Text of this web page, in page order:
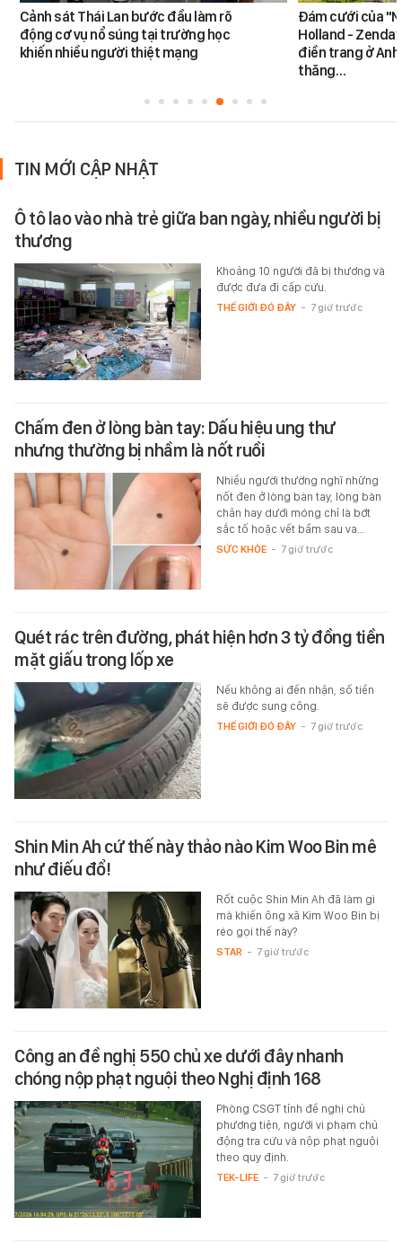
Cảnh sát Thái Lan bước đầu làm rõ
động cơ vụ nổ súng tại trường học
khiến nhiều người thiệt mạng
Đám cưới của
Holland -
điền trang ở
thăng…
TIN MỚI CẬP NHẬT
Ô tô lao vào nhà trẻ giữa ban ngày, nhiều người bị
thương
Khoảng 10 người đã bị thương và
được đưa đi cấp cứu.
THẾ GIỚI ĐÓ ĐÂY - 7 giờ trước
Chấm đen ở lòng bàn tay: Dấu hiệu ung thư
nhưng thường bị nhầm là nốt ruồi
Nhiều người thường nghĩ những
nốt đen ở lòng bàn tay, lòng bàn
chân hay dưới móng chỉ là bớt
sắc tố hoặc vết bầm sau va…
SỨC KHỎE - 7 giờ trước
Quét rác trên đường, phát hiện hơn 3 tỷ đồng tiền
mặt giấu trong lốp xe
Nếu không ai đến nhận, số tiền
sẽ được sung công.
THẾ GIỚI ĐÓ ĐÂY - 7 giờ trước
Shin Min Ah cứ thế này thảo nào Kim Woo Bin mê
như điếu đổ!
Rốt cuộc Shin Min Ah đã làm gì
mà khiến ông xã Kim Woo Bin bị
réo gọi thế này?
STAR - 7 giờ trước
Công an đề nghị 550 chủ xe dưới đây nhanh
chóng nộp phạt nguội theo Nghị định 168
Phòng CSGT tỉnh đề nghị chủ
phương tiện, người vi phạm chủ
động tra cứu và nộp phạt nguội
theo quy định.
TEK-LIFE - 7 giờ trước